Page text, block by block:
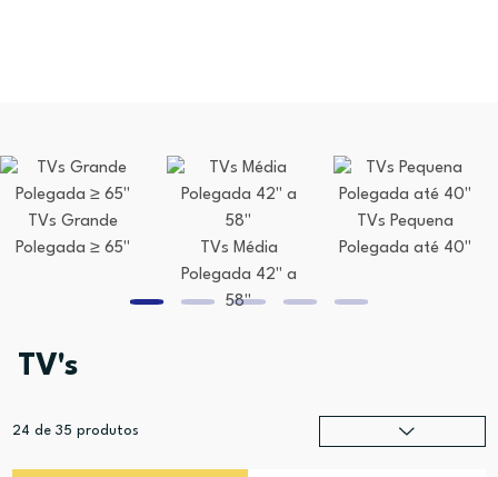
TVs Grande
Polegada ≥ 65''
TVs Média
Polegada 42'' a
58''
TVs Pequena
Polegada até 40''
TV's
24 de 35 produtos